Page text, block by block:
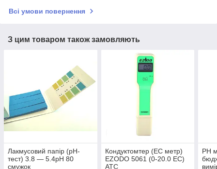
Всі умови повернення
З цим товаром також замовляють
Лакмусовий папір (рН-
тест) 3.8 — 5.4рН 80
смужок
Кондуктомтер (ЕС метр)
EZODO 5061 (0-20.0 EC)
ATC
PH